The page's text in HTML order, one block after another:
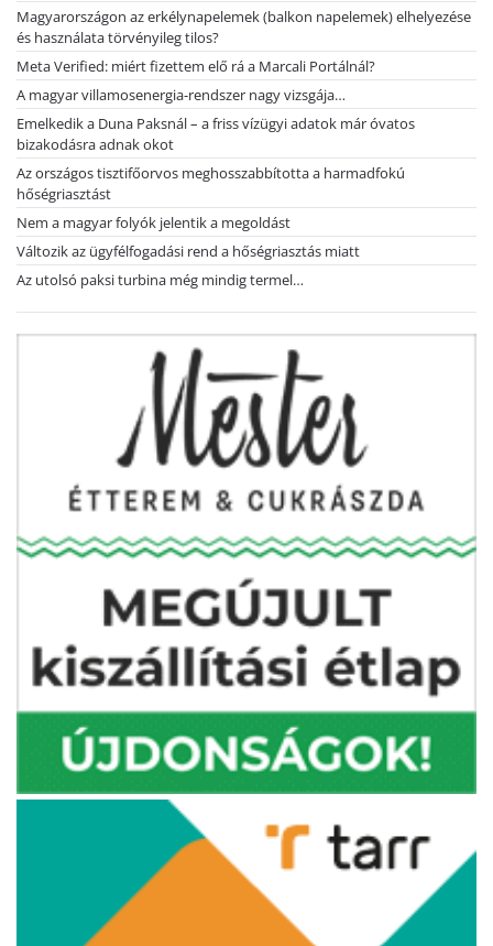
Magyarországon az erkélynapelemek (balkon napelemek) elhelyezése
és használata törvényileg tilos?
Meta Verified: miért fizettem elő rá a Marcali Portálnál?
A magyar villamosenergia-rendszer nagy vizsgája…
Emelkedik a Duna Paksnál – a friss vízügyi adatok már óvatos
bizakodásra adnak okot
Az országos tisztifőorvos meghosszabbította a harmadfokú
hőségriasztást
Nem a magyar folyók jelentik a megoldást
Változik az ügyfélfogadási rend a hőségriasztás miatt
Az utolsó paksi turbina még mindig termel…